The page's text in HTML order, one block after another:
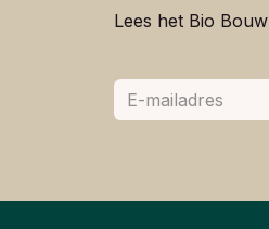
Lees het Bio